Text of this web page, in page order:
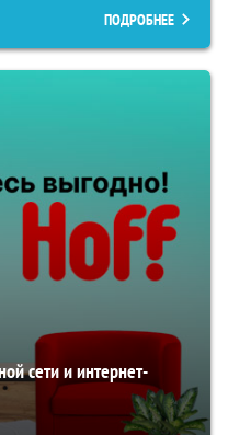
ПОДРОБНЕЕ
сети и интернет-